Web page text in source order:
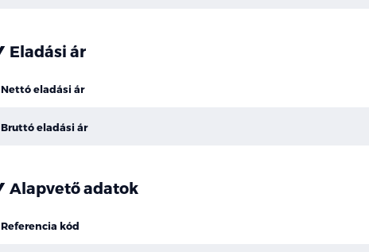
Eladási ár
Nettó eladási ár
Bruttó eladási ár
Alapvető adatok
Referencia kód